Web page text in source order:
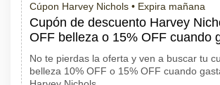
Cúpon Harvey Nichols • Expira mañana
Cupón de descuento Harvey
OFF belleza o 15% OFF cuando
No te pierdas la oferta y ven a buscar tu
belleza 10% OFF o 15% OFF cuando